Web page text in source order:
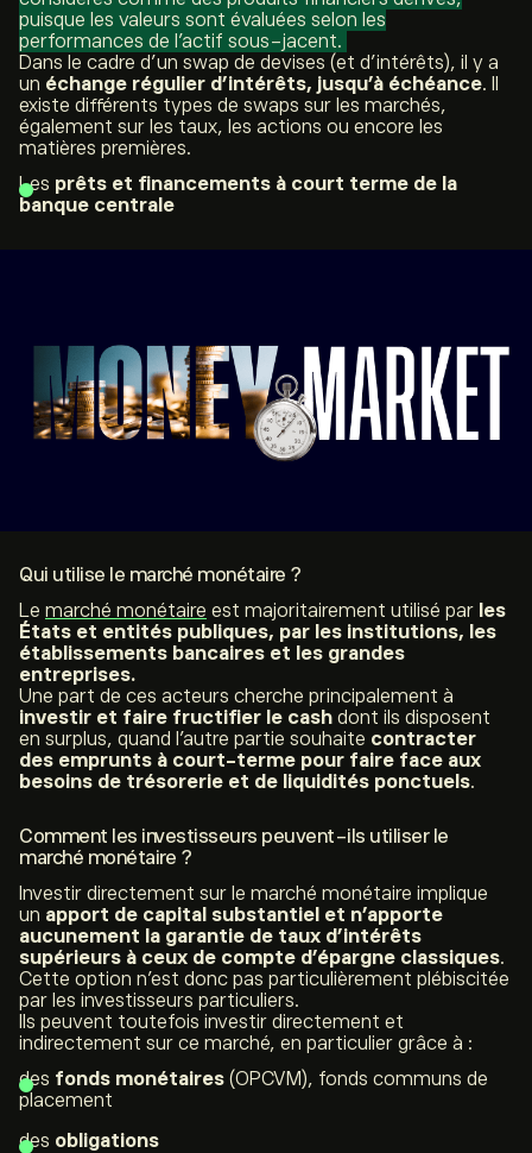
puisque les valeurs sont évaluées selon les
performances de l’actif sous-jacent.
Dans le cadre d’un swap de devises (et d’intérêts), il y a
un échange régulier d’intérêts, jusqu’à échéance. Il
existe différents types de swaps sur les marchés,
également sur les taux, les actions ou encore les
matières premières.
Les prêts et financements à court terme de la
banque centrale
Qui utilise le marché monétaire ?
Le marché monétaire est majoritairement utilisé par les
États et entités publiques, par les institutions, les
établissements bancaires et les grandes
entreprises.
Une part de ces acteurs cherche principalement à
investir et faire fructifier le cash dont ils disposent
en surplus, quand l’autre partie souhaite contracter
des emprunts à court-terme pour faire face aux
besoins de trésorerie et de liquidités ponctuels.
Comment les investisseurs peuvent-ils utiliser le
marché monétaire ?
Investir directement sur le marché monétaire implique
un apport de capital substantiel et n’apporte
aucunement la garantie de taux d’intérêts
supérieurs à ceux de compte d’épargne classiques.
Cette option n’est donc pas particulièrement plébiscitée
par les investisseurs particuliers.
Ils peuvent toutefois investir directement et
indirectement sur ce marché, en particulier grâce à :
des fonds monétaires (OPCVM), fonds communs de
placement
des obligations